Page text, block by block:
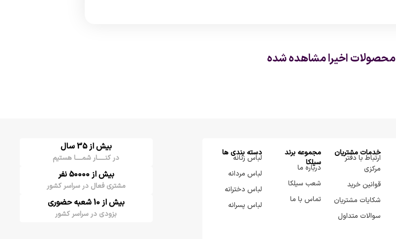
محصولات اخیرا مشاهده شده
خدمات مشتریان
ارتباط با دفتر
مرکزی
قوانین خرید
شکایات مشتریان
سوالات متداول
مجموعه برند
سيلكا
درباره ما
شعب سیلکا
تماس با ما
دسته بندی ها
لباس زنانه
لباس مردانه
لباس دخترانه
لباس پسرانه
بیش از 35 سال
در کنـــــار شمــــا هستیم
بیش از 50000 نفر
مشتری فعال در سراسر کشور
بیش از 10 شعبه حضوری
بزودی در سراسر کشور